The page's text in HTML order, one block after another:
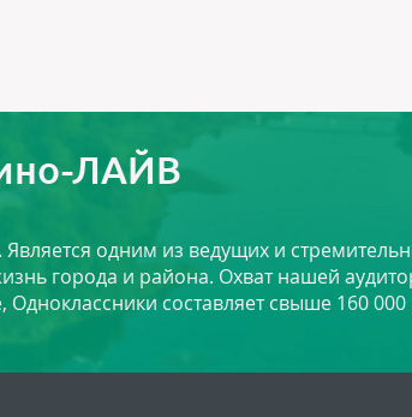
ЛАЙВ
одним из ведущих и
города и района. Охват нашей
составляет свыше 160 000